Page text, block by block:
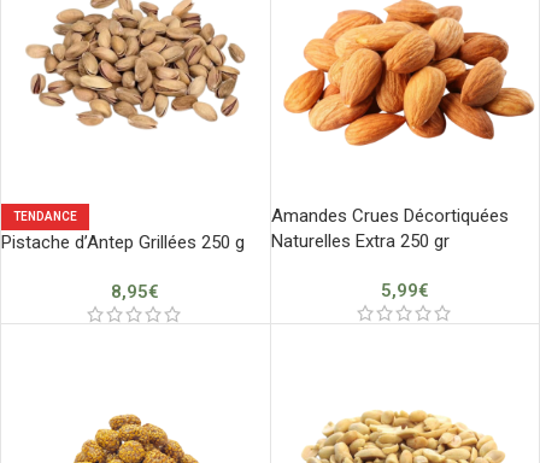
TENDANCE
Pistache d’Antep Grillées 250 g
8,95€
Amandes Crues Décortiquées
Naturelles Extra 250 gr
5,99€